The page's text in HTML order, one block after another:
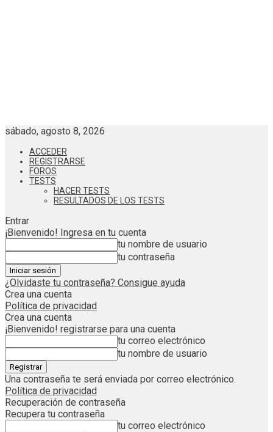
sábado, agosto 8, 2026
ACCEDER
REGISTRARSE
FOROS
TESTS
HACER TESTS
RESULTADOS DE LOS TESTS
Entrar
¡Bienvenido! Ingresa en tu cuenta
tu nombre de usuario
tu contraseña
¿Olvidaste tu contraseña? Consigue ayuda
Crea una cuenta
Política de privacidad
Crea una cuenta
¡Bienvenido! registrarse para una cuenta
tu correo electrónico
tu nombre de usuario
Una contraseña te será enviada por correo electrónico.
Política de privacidad
Recuperación de contraseña
Recupera tu contraseña
tu correo electrónico